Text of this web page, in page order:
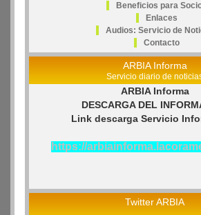
Beneficios para
Enlaces
Audios: Servicio de
Contacto
ARBIA Informa
Servicio diario de
ARBIA Informa
DESCARGA DEL
Link descarga Servicio
https://
Twitter ARBIA